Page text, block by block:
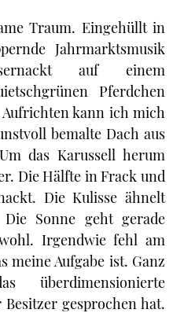
Traum. Eingehüllt in
Jahrmarktsmusik
auf einem
Pferdchen
kann ich mich
bemalte Dach aus
das Karussell herum
Die Hälfte in Frack und
Die Kulisse ähnelt
Sonne geht gerade
Irgendwie fehl am
meine Aufgabe ist. Ganz
gesprochen hat.